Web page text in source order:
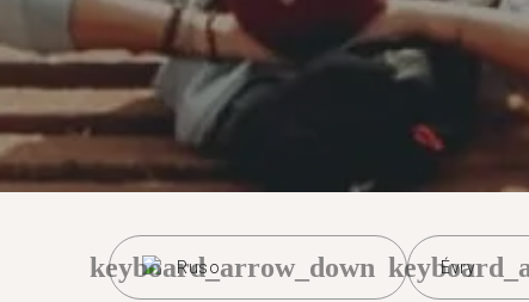
Ruso
keyboard_arrow_down Évry